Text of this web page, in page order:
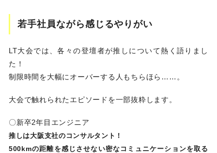
若手社員ながら感じるやりがい
LT大会では、各々の登壇者が推しについて熱く語りまし
た！
制限時間を大幅にオーバーする人もちらほら……。
大会で触れられたエピソードを一部抜粋します。
〇新卒2年目エンジニア
推しは大阪支社のコンサルタント！
500kmの距離を感じさせない密なコミュニケーションを取る